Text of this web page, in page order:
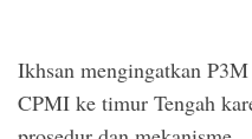
Ikhsan mengingatkan
CPMI ke timur Tengah